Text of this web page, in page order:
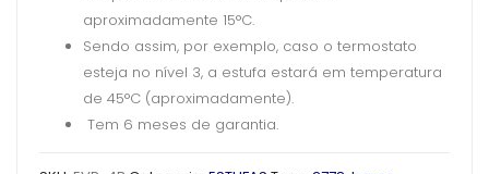
aproximadamente 15°C.
Sendo assim, por exemplo, caso o termostato
esteja no nível 3, a estufa estará em temperatura
de 45°C (aproximadamente).
Tem 6 meses de garantia.